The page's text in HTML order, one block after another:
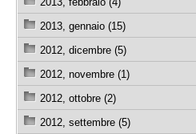
2013, gennaio (15)
2012, dicembre (5)
2012, novembre (1)
2012, ottobre (2)
2012, settembre (5)